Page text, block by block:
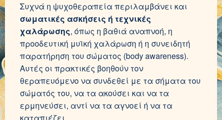
Συχνά η ψυχοθεραπεία περιλαμβάνει και
σωματικές ασκήσεις ή τεχνικές
χαλάρωσης, όπως η βαθιά αναπνοή, η
προοδευτική μυϊκή χαλάρωση ή η συνειδητή
παρατήρηση του σώματος (body awareness).
Αυτές οι πρακτικές βοηθούν τον
θεραπευόμενο να συνδεθεί με τα σήματα του
σώματός του, να τα ακούσει και να τα
ερμηνεύσει, αντί να τα αγνοεί ή να τα